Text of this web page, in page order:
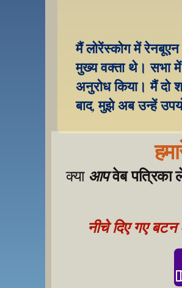
मैं लोरेंस्कोग में
मुख्य वक्ता थे। सभा में
अनुरोध किया। मैं दो
बाद, मुझे अब उन्हें
क्या आपवेब पत्रिका
नीचे दिए गए